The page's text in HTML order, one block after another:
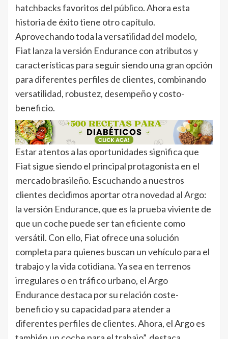
hatchbacks favoritos del público. Ahora esta
historia de éxito tiene otro capítulo.
Aprovechando toda la versatilidad del modelo,
Fiat lanza la versión Endurance con atributos y
características para seguir siendo una gran opción
para diferentes perfiles de clientes, combinando
versatilidad, robustez, desempeño y costo-
beneficio.
Estar atentos a las oportunidades significa que
Fiat sigue siendo el principal protagonista en el
mercado brasileño. Escuchando a nuestros
clientes decidimos aportar otra novedad al Argo:
la versión Endurance, que es la prueba viviente de
que un coche puede ser tan eficiente como
versátil. Con ello, Fiat ofrece una solución
completa para quienes buscan un vehículo para el
trabajo y la vida cotidiana. Ya sea en terrenos
irregulares o en tráfico urbano, el Argo
Endurance destaca por su relación coste-
beneficio y su capacidad para atender a
diferentes perfiles de clientes. Ahora, el Argo es